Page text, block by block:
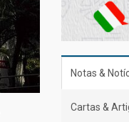
Notas &
Cartas &